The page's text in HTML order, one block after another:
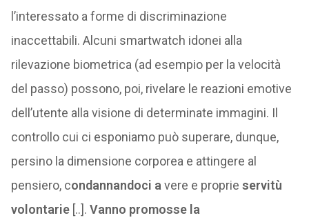
l’interessato a forme di discriminazione
inaccettabili. Alcuni smartwatch idonei alla
rilevazione biometrica (ad esempio per la velocità
del passo) possono, poi, rivelare le reazioni emotive
dell’utente alla visione di determinate immagini. Il
controllo cui ci esponiamo può superare, dunque,
persino la dimensione corporea e attingere al
pensiero, condannandoci a vere e proprie servitù
volontarie[..]. Vanno promosse la